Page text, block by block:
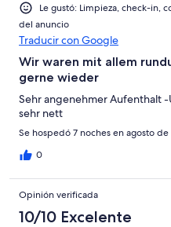
Le gustó: Limpieza, check-in,
del anuncio
Traducir con Google
Wir waren mit allem
gerne wieder
Sehr angenehmer Aufenthalt
sehr nett
Se hospedó 7 noches en agosto
0
Opinión verificada
10/10 Excelente